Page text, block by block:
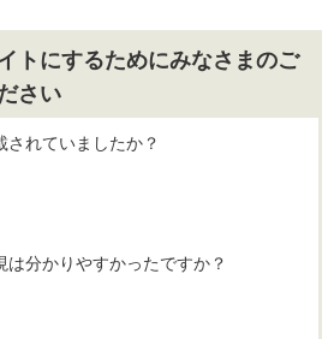
トにするためにみなさまのご
さい
されていましたか？
は分かりやすかったですか？